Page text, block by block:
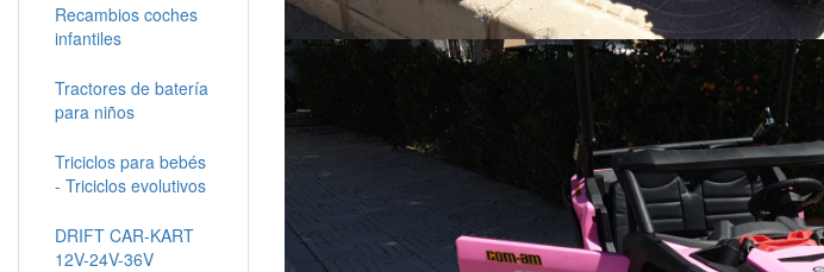
Recambios coches
infantiles
Tractores de batería
para niños
Triciclos para bebés
- Triciclos evolutivos
DRIFT CAR-KART
12V-24V-36V